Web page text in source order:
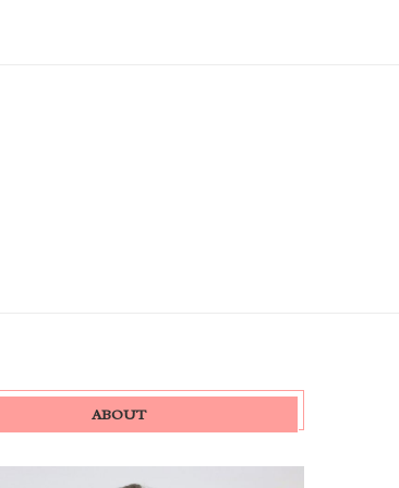
ABOUT